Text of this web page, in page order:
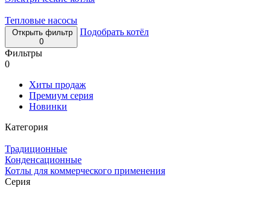
Тепловые насосы
Открыть фильтр
0
Подобрать котёл
Фильтры
0
Хиты продаж
Премиум серия
Новинки
Категория
Традиционные
Конденсационные
Котлы для коммерческого применения
Серия